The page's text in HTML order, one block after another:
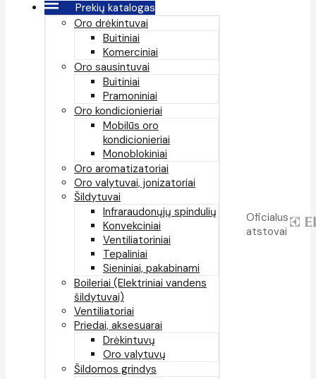
Prekių katalogas
Oro drėkintuvai
Buitiniai
Komerciniai
Oro sausintuvai
Buitiniai
Pramoniniai
Oro kondicionieriai
Mobilūs oro
kondicionieriai
Monoblokiniai
Oro aromatizatoriai
Oro valytuvai, jonizatoriai
Šildytuvai
Infraraudonųjų spindulių
Konvekciniai
Ventiliatoriniai
Tepaliniai
Sieniniai, pakabinami
Boileriai (Elektriniai vandens
šildytuvai)
Ventiliatoriai
Priedai, aksesuarai
Drėkintuvų
Oro valytuvų
Šildomos grindys
Oficialus
atstovai